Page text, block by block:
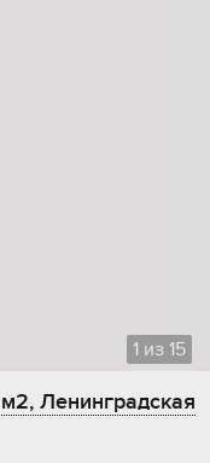
1 из 15
Ленинградская